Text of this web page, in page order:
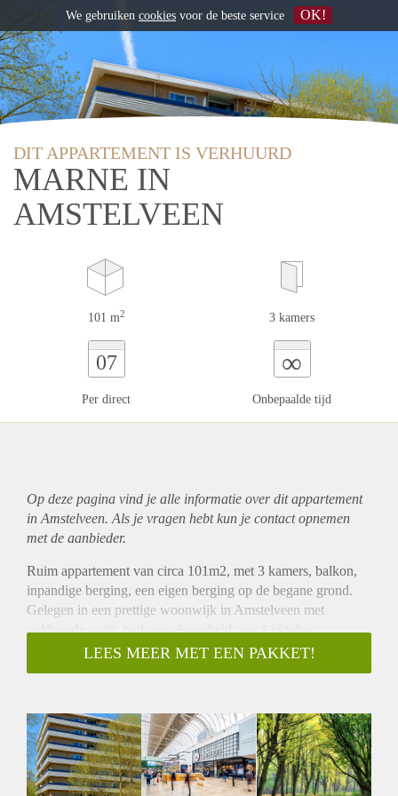
DIT APPARTEMENT IS VERHUURD
MARNE IN
AMSTELVEEN
101 m2 3 kamers
07
Per direct
∞
Onbepaalde tijd
Op deze pagina vind je alle informatie over ditappartement
in Amstelveen. Als je vragen hebt kun je contact opnemen
met de aanbieder.
Ruim appartement van circa 101m2, met 3 kamers, balkon,
inpandige berging, een eigen berging op de begane grond.
Gelegen in een prettige woonwijk in Amstelveen met
voldoende gratis parkeergelegenheid, per 1 oktober
beschikbaar!
We verzoeken om voor deze woning online te reageren. Doe
vanzelf bericht als een bezichtiging mogelijk is, we plannen
in op basis van volgorde van reageren.
KENMERKEN
✔ Ruim opgezet appartement van ca 101m2
LEES MEER MET EEN PAKKET!
We gebruiken cookies voor de beste service OK!